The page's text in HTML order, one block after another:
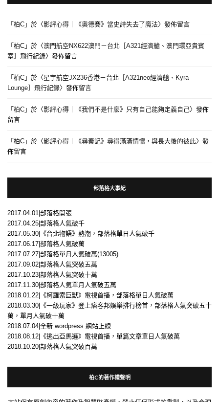
「 柏C 」於〈影評心得｜《奧德賽》當史詩失去了魔法〉發佈留言
「 柏C 」於〈澳門航空NX622澳門－台北［A321經濟艙、澳門環亞貴賓
室］飛行紀錄〉發佈留言
「 柏C 」於〈星宇航空JX236香港－台北［A321neo經濟艙、Kyra
Lounge］飛行紀錄〉發佈留言
「 柏C 」於〈影評心得｜《我們不是什麼》只有自己能夠定義自己〉發佈
留言
「 柏C 」於〈影評心得｜《尋秦記》尋得滿滿情懷，與長大後的彼此〉發
佈留言
部落格大事紀
2017.04.01|部落格開張
2017.04.25|部落格人氣破千
2017.05.30|《台北物語》熱潮，部落格單日人氣破千
2017.06.17|部落格人氣破萬
2017.07.27|部落格單月人氣破萬(13005)
2017.09.02|部落格人氣突破五萬
2017.10.23|部落格人氣突破十萬
2017.11.30|部落格人氣單月人氣破五萬
2018.01.22|《柯羅索巨獸》電視首播，部落格單日人氣破萬
2018.03.30|《一級玩家》登上痞客邦娛樂排行榜首，部落格人氣突破五十
萬，單月人氣破十萬
2018.07.04|全新 wordpress 網站上線
2018.08.12|《逃出亞馬遜》電視首播，單篇文章單日人氣破萬
2018.10.20|部落格人氣突破百萬
柏C的著作權聲明